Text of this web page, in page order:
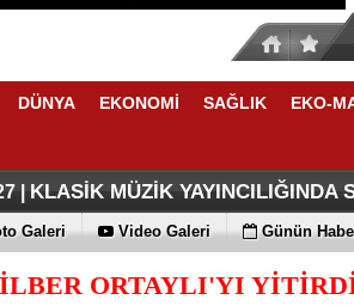
DÜNYA EKONOMİ SAĞLIK EKO-
|SESİN HAFIZASI ANKARA'DA
|FAIRMONT QUASAR
| KLASİK MÜZİK YAYINCILIĞINDA
|DÜZENLEMEYİ
|ERKEN TEŞHİS FITIKTA DA
|KAYIP RAKAMLARI BİLE
|EN İYİLER DEĞİL EN UYGUNLAR
|KOÇ GİBİ YATIRIM YAPTILAR
|DÖRT ŞİRKET DAHA!!!
|FUJİTSU'DAN YENİ RENK
Galeri Video Galeri Günün
İLBER ORTAYLI'YI